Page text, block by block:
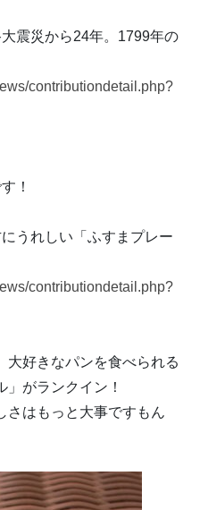
震災から24年。1799年の
contributiondetail.php?
！
うれしい「ふすまプレー
contributiondetail.php?
大好きなパンを食べられる
」がランクイン！
さはもっと大事ですもん